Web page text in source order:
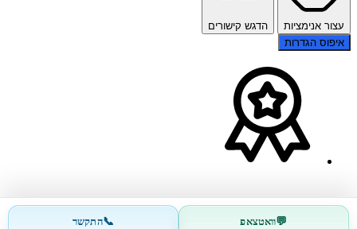
💬וואטצאפ 📞התקשר
עצור אנימציות
הדגש קישורים
איפוס הגדרות